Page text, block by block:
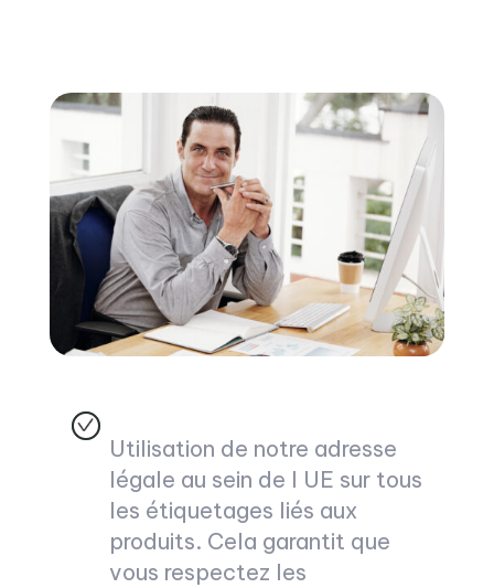
Utilisation de notre adresse
légale au sein de l UE sur tous
les étiquetages liés aux
produits. Cela garantit que
vous respectez les